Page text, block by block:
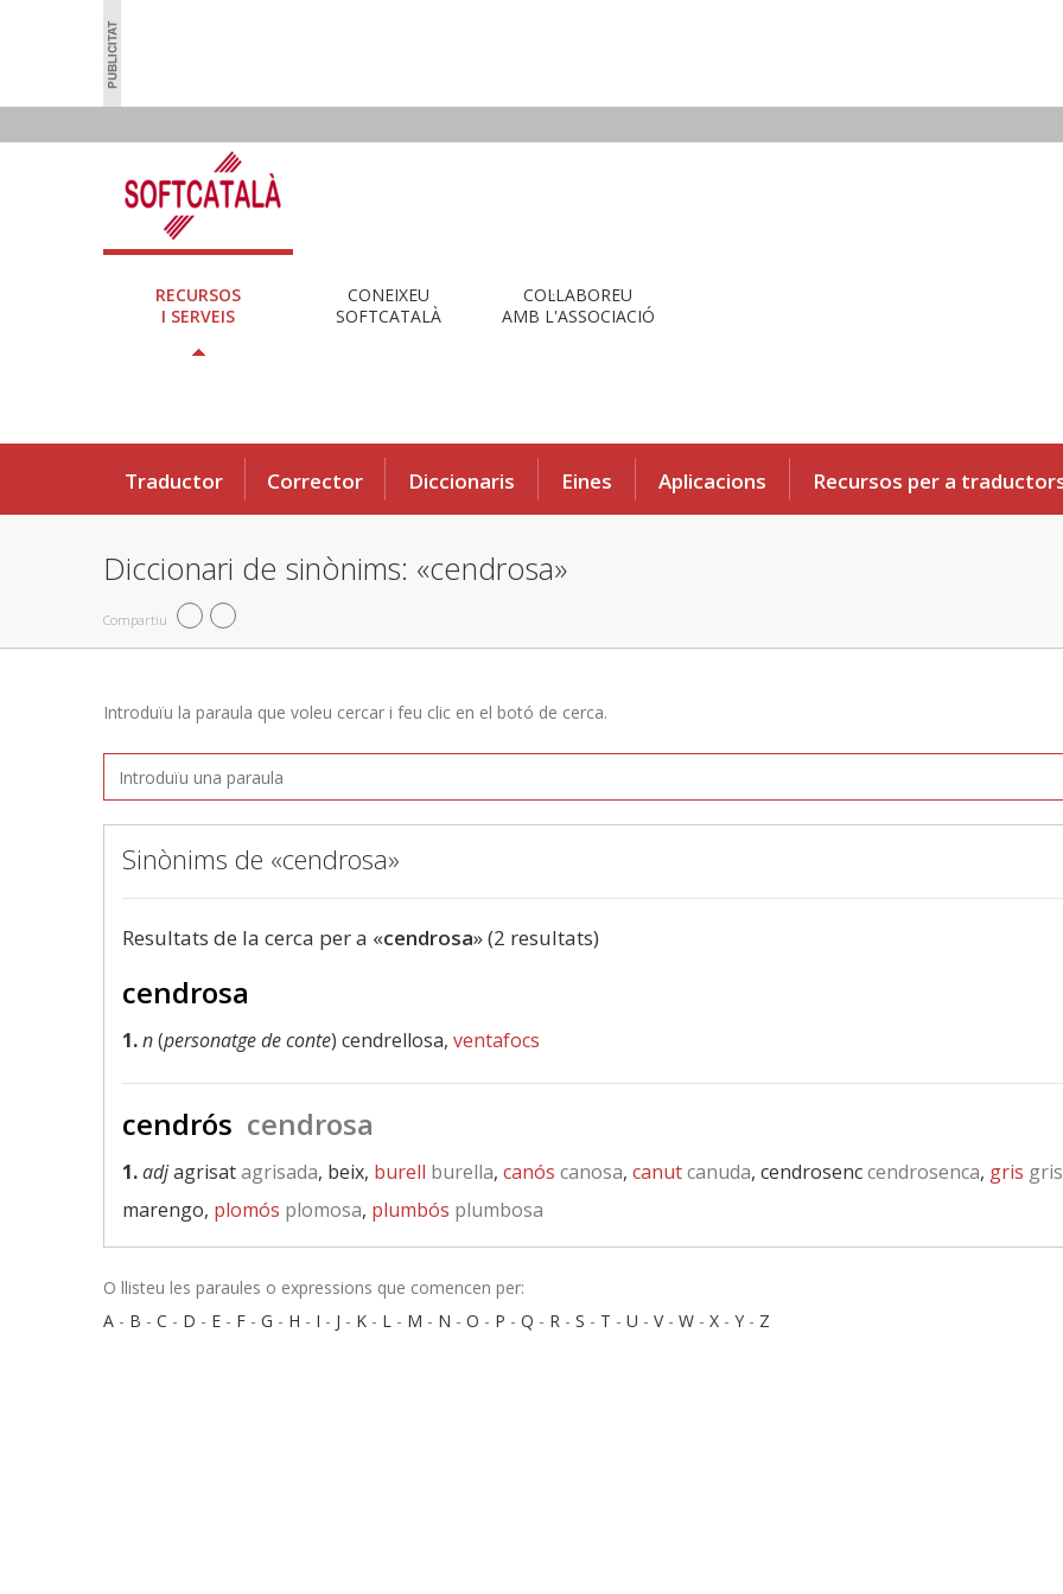
RECURSOS
I SERVEIS
CONEIXEU
SOFTCATALÀ
COL·LABOREU
AMB L'ASSOCIACIÓ
Traductor Corrector Diccionaris Eines Aplicacions Recursos per a
Diccionari de sinònims: «cendrosa»
Compartiu
Introduïu la paraula que voleu cercar i feu clic en el botó de cerca.
Sinònims de «cendrosa»
Resultats de la cerca per a «cendrosa» (2 resultats)
cendrosa
1.n(personatge de conte) cendrellosa, ventafocs
cendrós cendrosa
1.adjagrisatagrisada, beix, burell burella, canós canosa, canutcanuda, cendrosenccendrosenca, gris
marengo, plomós plomosa, plumbós plumbosa
O llisteu les paraules o expressions que comencen per:
A - B - C - D - E - F - G - H - I - J - K - L - M - N - O - P - Q - R - S - T - U - V- W - X - Y - Z